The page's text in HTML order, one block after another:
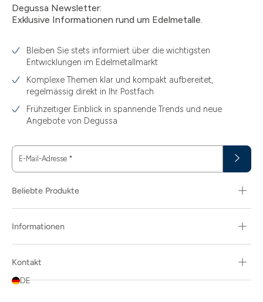
Degussa Newsletter:
Exklusive Informationen rund um Edelmetalle.
Bleiben Sie stets informiert über die wichtigsten
Entwicklungen im Edelmetallmarkt
Komplexe Themen klar und kompakt aufbereitet,
regelmässig direkt in Ihr Postfach
Frühzeitiger Einblick in spannende Trends und neue
Angebote von Degussa
E-Mail-Adresse *
Beliebte Produkte
Informationen
Kontakt
DE